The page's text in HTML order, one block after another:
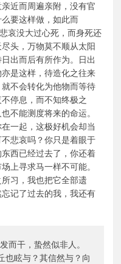
近而周遍亲附，没有官
要这样做，如此而
哀没大过心死，而身死还
头，万物莫不顺从太阳
出而后有所作为。日出
是这样，待造化之往来
不会转化为他物而等待
停息，而不知终极之
不能测度将来的命运。
一起，这极好机会却当
悲哀吗？你只是着眼于
西已经过去了，你还着
上寻求马一样不可能。
习，我也把它全部遗
记了过去的我，我还有
而干，蛰然似非人。
也眩与？其信然与？向